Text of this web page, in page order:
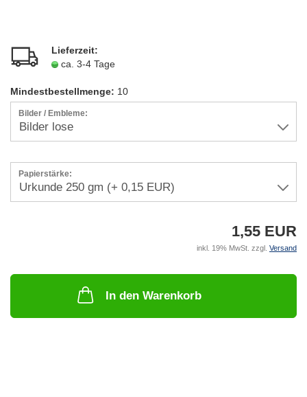
Lieferzeit:
ca. 3-4 Tage
Mindestbestellmenge: 10
Bilder / Embleme:
Papierstärke:
1,55 EUR
inkl. 19% MwSt. zzgl. Versand
In den Warenkorb